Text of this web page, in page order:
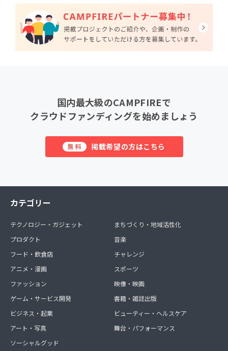
国内最大級のCAMPFIREで
クラウドファンディングを始めましょう
無料 掲載希望の方はこちら
カテゴリー
テクノロジー・ガジェット
プロダクト
フード・飲食店
アニメ・漫画
ファッション
ゲーム・サービス開発
ビジネス・起業
アート・写真
ソーシャルグッド
まちづくり・地域活性化
音楽
チャレンジ
スポーツ
映像・映画
書籍・雑誌出版
ビューティー・ヘルスケア
舞台・パフォーマンス